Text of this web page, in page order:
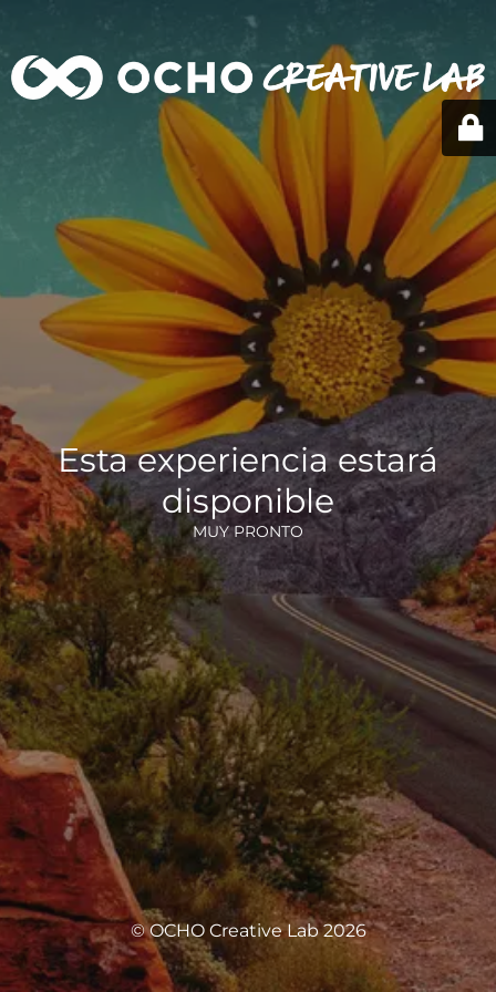
Esta experiencia estará
disponible
MUY PRONTO
© OCHO Creative Lab 2026